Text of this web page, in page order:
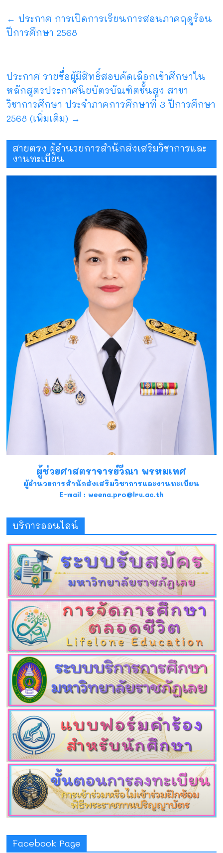
← ประกาศ การเปิดการเรียนการสอนภาคฤดูร้อน
ปีการศึกษา 2568
ประกาศ รายชื่อผู้มีสิทธิ์สอบคัดเลือกเข้าศึกษาใน
หลักสูตรประกาศนียบัตรบัณฑิตชั้นสูง สาขา
วิชาการศึกษา ประจำภาคการศึกษาที่ 3 ปีการศึกษา
2568 (เพิ่มเติม) →
สายตรง ผู้อำนวยการสำนักส่งเสริมวิชาการและ
งานทะเบียน
ผู้ช่วยศาสตราจารย์วีณา พรหมเทศ
ผู้อำนวยการสำนักส่งเสริมวิชาการและงานทะเบียน
E-mail : weena.pro@lru.ac.th
บริการออนไลน์
Facebook Page